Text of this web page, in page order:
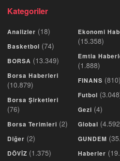
Kategoriler
Analizler (18)
Basketbol (74)
BORSA (13.349)
Borsa Haberleri
(10.879)
Borsa Şirketleri
(76)
Borsa Terimleri (2)
Diğer (2)
DÖVİZ (1.375)
Ekonomi
(15.358)
Emtia
(1.888)
FINANS (810)
Futbol
Gezi (4)
Global
GUNDEM
Haberler